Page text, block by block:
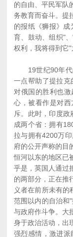
的自由、平民军队
务教育而奋斗。提
的报纸《狮报》
育、鼓动、组织"
权利，我将得到它"
19世纪90年代
一点帮助了提拉克
对俄国的胜利也
心，被看作是对
斥。此时，印度
成两个省：拥有
拉与拥有4200万
府的公开声称的目
恒河以东的地区已
乎是，英国人通过
的两部分，正在推
义者在前所未有的
范围以内的自治和
与政府作斗争。大
身于政治活动，出
强烈感情，激进